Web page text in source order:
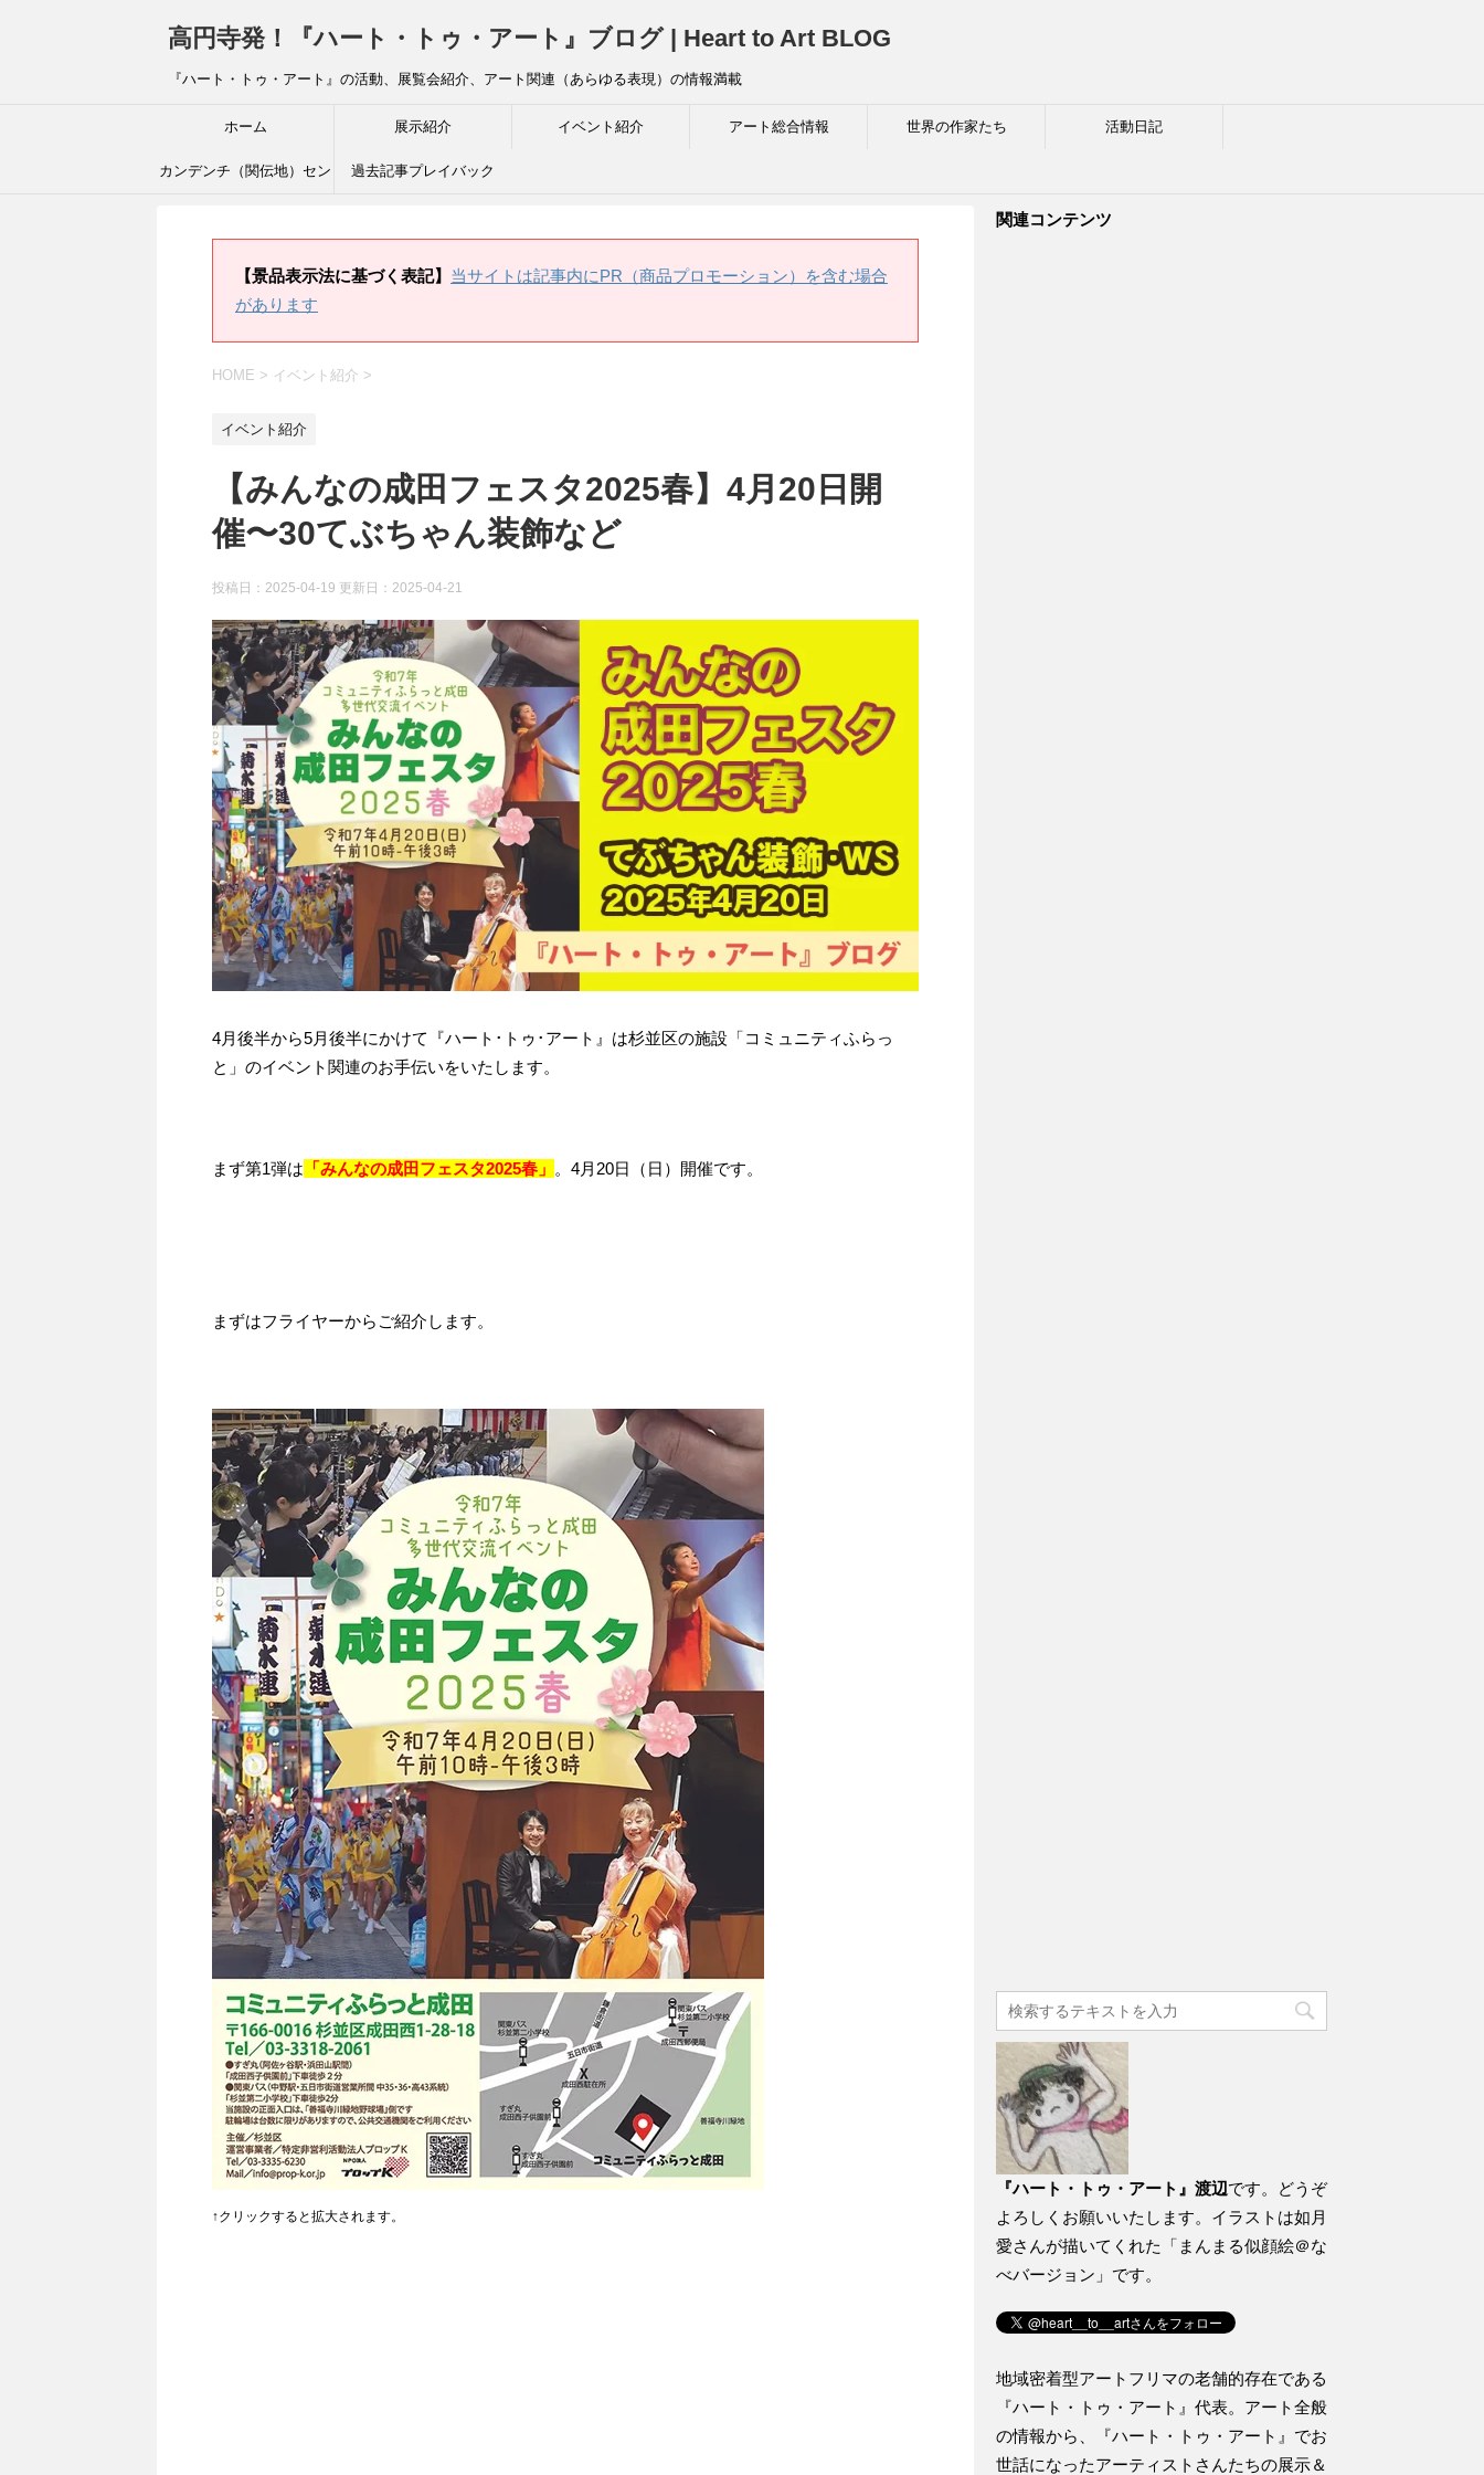
高円寺発！『ハート・トゥ・アート』ブログ | Heart to Art BLOG
『ハート・トゥ・アート』の活動、展覧会紹介、アート関連（あらゆる表現）の情報満載
ホーム 展示紹介 イベント紹介 アート総合情報 世界の作家たち 活動日記
カンデンチ（関伝地）セン 過去記事プレイバック
【景品表示法に基づく表記】 当サイトは記事内にPR（商品プロモーション）を含む場合
があります
HOME > イベント紹介 >
イベント紹介
【みんなの成田フェスタ2025春】4月20日開
催〜30てぶちゃん装飾など
投稿日：2025-04-19 更新日： 2025-04-21
4月後半から5月後半にかけて『ハート･トゥ･アート』は杉並区の施設「コミュニティふらっ
と」のイベント関連のお手伝いをいたします。
まず第1弾は 「みんなの成田フェスタ2025春」 。4月20日（日）開催です。
まずはフライヤーからご紹介します。
↑クリックすると拡大されます。
関連コンテンツ
『ハート・トゥ・アート』渡辺です。どうぞ
よろしくお願いいたします。イラストは如月
愛さんが描いてくれた「まんまる似顔絵＠な
べバージョン」です。
地域密着型アートフリマの老舗的存在である
『ハート・トゥ・アート』代表。アート全般
の情報から、『ハート・トゥ・アート』でお
世話になったアーティストさんたちの展示＆